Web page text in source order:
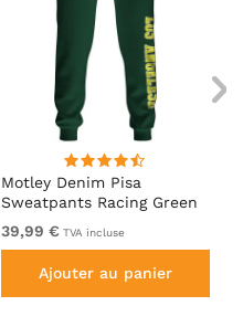
Motley Denim Pisa
Sweatpants Racing Green
39,99 € TVA incluse
Ajouter au panier